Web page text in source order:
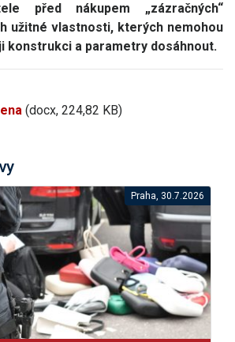
před nákupem „zázračných“
užitné vlastnosti, kterých nemohou
konstrukci a parametry dosáhnout.
(docx, 224,82 KB)
Praha, 30.7.2026